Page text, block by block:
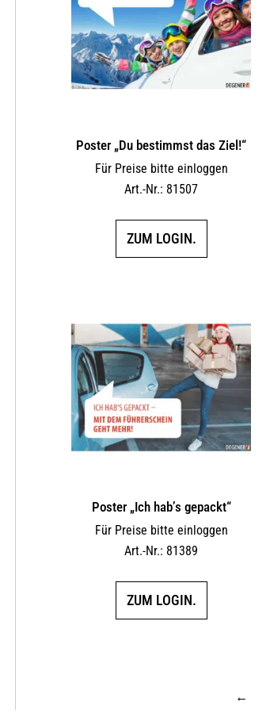
Poster „Du bestimmst das Ziel!“
Für Preise bitte einloggen
Art.-Nr.: 81507
ZUM LOGIN.
Poster „Ich hab’s gepackt“
Für Preise bitte einloggen
Art.-Nr.: 81389
ZUM LOGIN.
←